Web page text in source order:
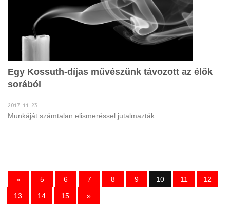
Egy Kossuth-díjas művészünk távozott az élők
sorából
2017. 11. 23
Munkáját számtalan elismeréssel jutalmazták...
« 5 6 7 8 9 10 11
12
13
14 15 »